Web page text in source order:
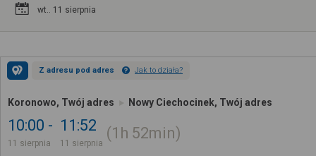
wt.. 11 sierpnia
Z adresu pod adres Jak to działa?
Koronowo, Twój adres Nowy Ciechocinek, Twój adres
10:00
11 sierpnia
11:52
11 sierpnia
1h 52min